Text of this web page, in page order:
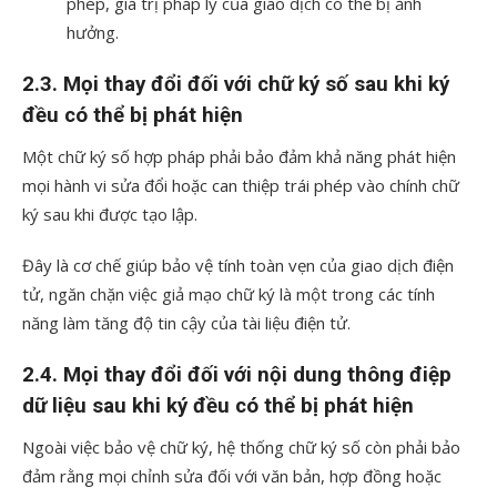
hưởng.
2.3. Mọi thay đổi đối với chữ ký số sau khi ký
đều có thể bị phát hiện
Một chữ ký số hợp pháp phải bảo đảm khả năng phát hiện
mọi hành vi sửa đổi hoặc can thiệp trái phép vào chính chữ
ký sau khi được tạo lập.
Đây là cơ chế giúp bảo vệ tính toàn vẹn của giao dịch điện
tử, ngăn chặn việc giả mạo chữ ký là một trong các tính
năng làm tăng độ tin cậy của tài liệu điện tử.
2.4. Mọi thay đổi đối với nội dung thông điệp
dữ liệu sau khi ký đều có thể bị phát hiện
Ngoài việc bảo vệ chữ ký, hệ thống chữ ký số còn phải bảo
đảm rằng mọi chỉnh sửa đối với văn bản, hợp đồng hoặc